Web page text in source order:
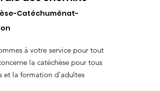
Catéchuménat-
à votre service pour tout
la catéchèse pour tous
et la formation d'adultes